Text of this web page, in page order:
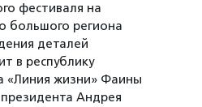
фестиваля на
большого региона
деталей
в республику
«Линия жизни» Фаины
Андрея